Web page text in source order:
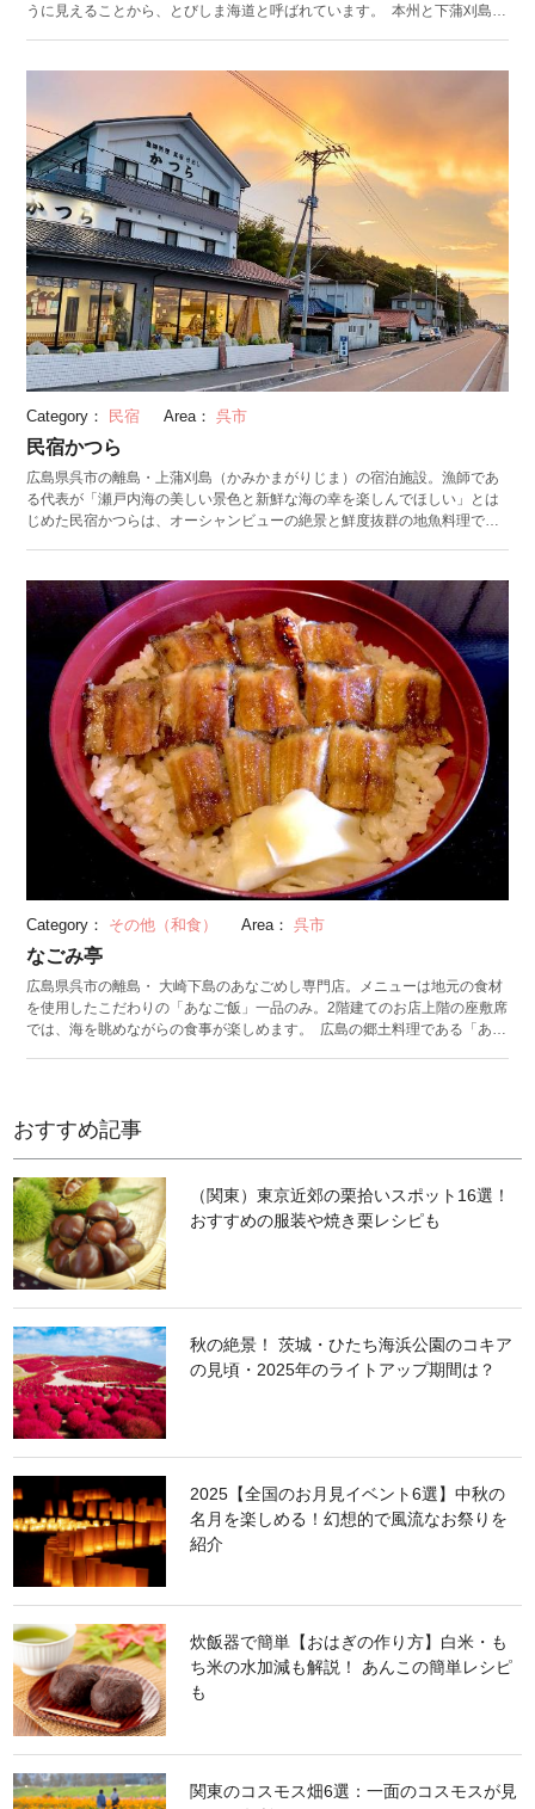
うに見えることから、とびしま海道と呼ばれています。 本州と下蒲刈島の
びしま海道。アップダウンが少ない地形のためサイクリング初心者でも走
りやすいと評判です。 ワイヤーでつながれたつり橋や三角形が印象的なト
ラス橋、塔から張ったケーブルに支えられる斜張橋や弓なりにしなるアー
チ橋など、各島をつなぐ橋は見た目も構造もさまざま。変化に富む風景
は、橋の上からの絶景も相まって見飽きることがないでしょう。 とびしま
海道からしまなみ海道へは、岡村島を介して行き来することができます。
史跡が多く残る下蒲刈島東部の三之瀬地区や、重要伝統的建造物群保存地
区に指定される大崎下島の御手洗地区など、各島の特色を満喫しながら周
遊してみませんか。 （公開日：2024/7/25 最終更新日：2024/7/25）
Category： 民宿 Area： 呉市
民宿かつら
広島県呉市の離島・上蒲刈島（かみかまがりじま）の宿泊施設。漁師であ
る代表が「瀬戸内海の美しい景色と新鮮な海の幸を楽しんでほしい」とは
じめた民宿かつらは、オーシャンビューの絶景と鮮度抜群の地魚料理で人
船から直接生簀に入れてもらう魚や、代表自ら釣り上げた魚を使った海鮮
料理を中心に提供しています。特に刺身には、必ず朝締めもしくは夕食前
まで生簀で泳いでいた魚を使用します。 釣り体験ができるレジャープラン
では、民宿かつら所有の船で海に出て、自分で釣った魚をその日の夕食で
味わうことができます（朝釣りプラン利用の場合、釣った魚は持ち帰り可
能）。初心者や子どもでも楽しめるよう、道具の貸し出しや丁寧なレクチ
ャーも実施。季節ごとに異なる魚種を釣ることができ、旅行の思い出づく
りにおすすめです。 民宿かつらの宿泊スペースは本館と旧館の二つ。本館
の和室と洋室はバス・トイレ付き、和室のみの旧館は最大6名で宿泊可能な
広い部屋が特徴です。旧館の客室に宿泊する場合は、本館に隣接する大浴
場と共用トイレを使用しましょう。 本館と旧館ともに客室備品は、エアコ
ン、洗面所、テレビ、金庫、大人用浴衣、洗顔セット（タオル・石鹸・歯
ブラシ）、バスタオル、ティーセット。本館のみ客室に冷蔵庫とドライヤ
ーを設置。大浴場では備え付けのシャワー、ボディーソープ、シャンプ
ー、リンスが利用できます。 （写真：民宿かつら） （公開日：
Category： その他（和食） Area： 呉市
なごみ亭
広島県呉市の離島・ 大崎下島のあなごめし専門店。メニューは地元の食材
を使用したこだわりの「あなご飯」一品のみ。2階建てのお店上階の座敷席
では、海を眺めながらの食事が楽しめます。 広島の郷土料理である「あな
は、薄味のついたごはんによく合います。 なごみ亭が位置する御手洗は、
江戸時代に港町として栄え、現在も当時の町並みが残る​​国重要伝統的建造
物群保存地区。なごみ亭が営業する店舗もかつて遊郭や船宿だった建物
で、築200年を超えています。 （写真：なごみ亭） （公開日：
2024/9/9 最終更新日：2024/9/9）
おすすめ記事
（関東）東京近郊の栗拾いスポット16選！
おすすめの服装や焼き栗レシピも
秋の絶景！ 茨城・ひたち海浜公園のコキア
の見頃・2025年のライトアップ期間は？
2025【全国のお月見イベント6選】中秋の
名月を楽しめる！幻想的で風流なお祭りを
紹介
炊飯器で簡単【おはぎの作り方】白米・も
ち米の水加減も解説！ あんこの簡単レシピ
も
関東のコスモス畑6選：一面のコスモスが見